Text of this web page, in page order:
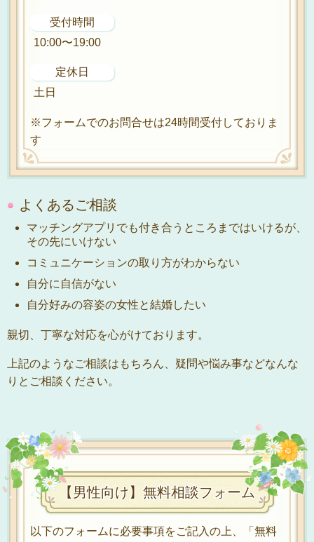
受付時間
10:00〜19:00
定休日
土日
※フォームでのお問合せは24時間受付しておりま
す
よくあるご相談
マッチングアプリでも付き合うところまではいけるが、
その先にいけない
コミュニケーションの取り方がわからない
自分に自信がない
自分好みの容姿の女性と結婚したい
親切、丁寧な対応を心がけております。
上記のようなご相談はもちろん、疑問や悩み事などなんな
りとご相談ください。
【男性向け】無料相談フォーム
以下のフォームに必要事項をご記入の上、「無料